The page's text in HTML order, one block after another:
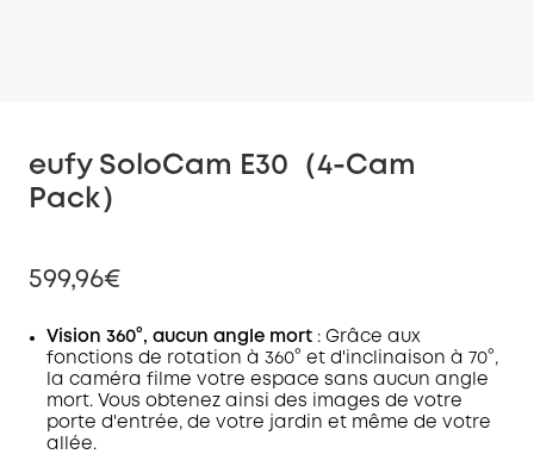
eufy SoloCam E30（4-Cam
Pack）
599,96€
Vision 360°, aucun angle mort : Grâce aux
fonctions de rotation à 360° et d'inclinaison à 70°,
la caméra filme votre espace sans aucun angle
mort. Vous obtenez ainsi des images de votre
porte d'entrée, de votre jardin et même de votre
allée.